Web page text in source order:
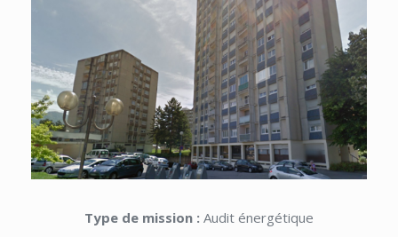
Type de mission : Audit énergétique